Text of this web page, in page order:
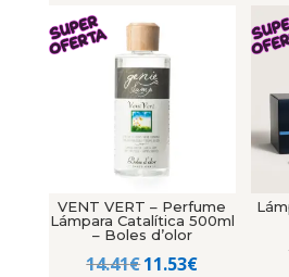
VENT VERT – Perfume
Lámpara Catalítica 500ml
– Boles d’olor
14.41€El
11.53€El